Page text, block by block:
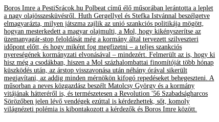
Boros Imre a PestiSrácok.hu Polbeat című élő műsorában lerántotta a leplet
a nagy olajösszesküvésről. Huth Gergellyel és Stefka Istvánnal beszélgetve
elmagyarázta, milyen játszma zajlik az unió szankciós politikája mögött,
hogyan mesterkedett a magyar olajmulti, a Mol, hogy kikényszerítse az
üzemanyagár-stop feloldását még a kormány által tervezett szilveszteri
időpont előtt, és hogy miként fog megfizetni – a teljes szankciós
nyereségének kormányzati elvonásával – mindezért. Felmerült az is, hogy ki
hisz még a csodákban, hiszen a Mol százhalombattai finomítóját több hónap
küszködés után, az árstop visszavonása után néhány órával sikerült
megjavítani, az addig minden mérnökön kifogó repedéseket behegeszteni. A
műsorban a neves közgazdász beszélt Matolcsy György és a kormány
vitájának hátteréről is, és természetesen a Revolution '56 Szabadságharcos
Sörözőben jelen lévő vendégek ezúttal is kérdezhettek, sőt, komoly
világnézeti polémia is kibontakozott a kérdezők és Boros Imre között.